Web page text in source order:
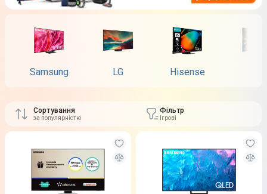
Samsung LG Hisense
Сортування
за популярністю
Фільтр
Ігрові